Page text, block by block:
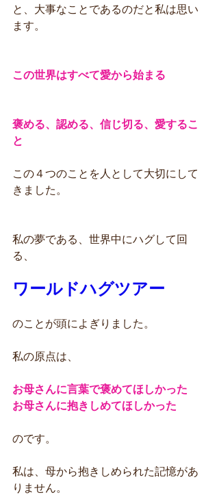
と、大事なことであるのだと私は思い
ます。
この世界はすべて愛から始まる
褒める、認める、信じ切る、愛するこ
と
この４つのことを人として大切にして
きました。
私の夢である、世界中にハグして回
る、
ワールドハグツアー
のことが頭によぎりました。
私の原点は、
お母さんに言葉で褒めてほしかった
お母さんに抱きしめてほしかった
のです。
私は、母から抱きしめられた記憶があ
りません。